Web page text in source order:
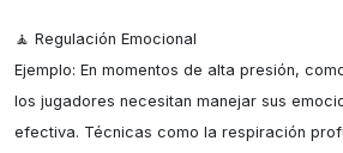
🧘 Regulación Emocional
Ejemplo: En momentos de alta presión,
los jugadores necesitan manejar sus
efectiva. Técnicas como la respiración